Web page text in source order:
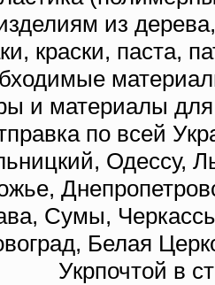
из
краски, паста,
и материалы
по всей
Одессу,
Сумы,
Белая
Укрпочтой в